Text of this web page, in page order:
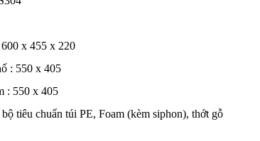
x 455 x 220
: 550 x 405
: 550 x 405
tiêu chuẩn túi PE, Foam (kèm siphon), thớt gỗ